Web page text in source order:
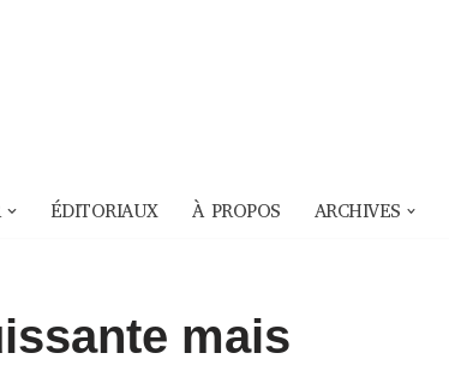
ÉDITORIAUX À PROPOS ARCHIVES
mais